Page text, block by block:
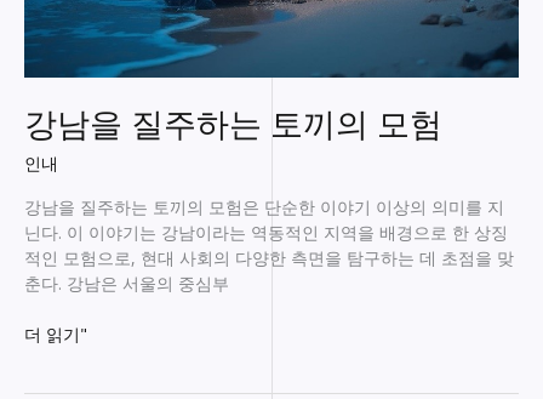
강남을 질주하는 토끼의 모험
인내
강남을 질주하는 토끼의 모험은 단순한 이야기 이상의 의미를 지
닌다. 이 이야기는 강남이라는 역동적인 지역을 배경으로 한 상징
적인 모험으로, 현대 사회의 다양한 측면을 탐구하는 데 초점을 맞
춘다. 강남은 서울의 중심부
강
더 읽기"